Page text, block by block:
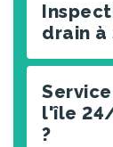
drain à
l'île
?